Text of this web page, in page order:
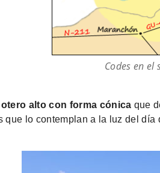
Codes en
otero alto con forma cónica que
que lo contemplan a la luz del